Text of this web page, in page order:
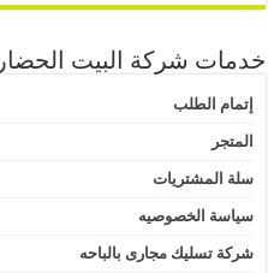
خدمات شركة البيت
إتمام الطلب
المتجر
سلة المشتريات
سياسة الخصوصيه
شركة تسليك مجارى بالباحه